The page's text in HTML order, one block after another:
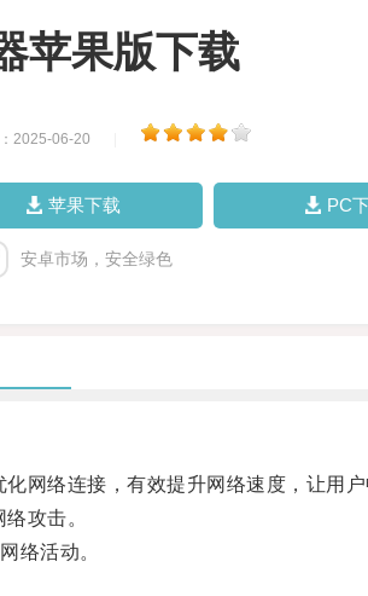
苹果版下载
2025-06-20
苹果下载 PC
安卓市场，安全绿色
络连接，有效提升网络速度，让用户
攻击。
络活动。